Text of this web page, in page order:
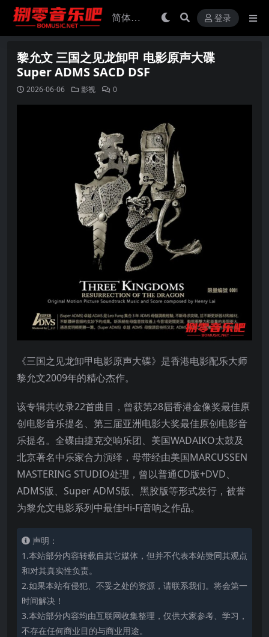
登录
黎允文 三国之见龙卸甲 电影原声大碟
Super ADMS SACD DSF
2026-06-06 影视 0
《三国之见龙卸甲电影原声大碟》是香港电影配乐大师
黎允文2009年的精心杰作。
该专辑共收录22首曲目，曾获第28届香港金像奖最佳原
创电影音乐提名、第三届亚洲电影大奖最佳原创电影音
乐提名。全碟由捷克交响乐团、美国WADAIKO太鼓及
北京著名中乐家合力演绎，母带经由美国MARCUSSEN
MASTERING STUDIO处理，曾以普通CD版+DVD、
ADMS版、Super ADMS版、黑胶版等形式发行，被誉
为黎允文电影系列中最佳Hi-Fi音响之作品。
声明：
1.本站部分内容转载自其它媒体，但并不代表本站赞同其观点
和对其真实性负责。
2.如果本站有侵犯、不妥之处的资源，请联系我们。将会第一
时间解决！
3.本站部分内容均由互联网收集整理，仅供大家参考、学习，
不存在任何商业目的与商业用途。